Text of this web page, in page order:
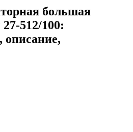
большая
512/100:
описание,